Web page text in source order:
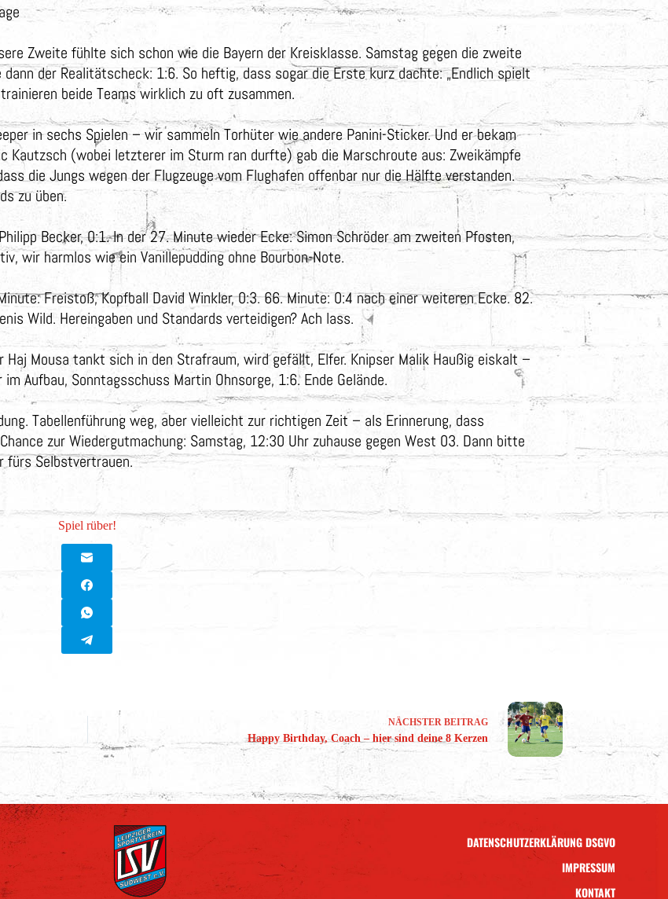
Zweite fühlte sich schon wie die Bayern der Kreisklasse. Samstag gegen die zweite
der Realitätscheck: 1:6. So heftig, dass sogar die Erste kurz dachte: „Endlich spielt
beide Teams wirklich zu oft zusammen.
in sechs Spielen – wir sammeln Torhüter wie andere Panini-Sticker. Und er bekam
Kautzsch (wobei letzterer im Sturm ran durfte) gab die Marschroute aus: Zweikämpfe
die Jungs wegen der Flugzeuge vom Flughafen offenbar nur die Hälfte verstanden.
zu üben.
Becker, 0:1. In der 27. Minute wieder Ecke: Simon Schröder am zweiten Pfosten,
wir harmlos wie ein Vanillepudding ohne Bourbon-Note.
Freistoß, Kopfball David Winkler, 0:3. 66. Minute: 0:4 nach einer weiteren Ecke. 82.
Wild. Hereingaben und Standards verteidigen? Ach lass.
Haj Mousa tankt sich in den Strafraum, wird gefällt, Elfer. Knipser Malik Haußig eiskalt –
Aufbau, Sonntagsschuss Martin Ohnsorge, 1:6. Ende Gelände.
Tabellenführung weg, aber vielleicht zur richtigen Zeit – als Erinnerung, dass
zur Wiedergutmachung: Samstag, 12:30 Uhr zuhause gegen West 03. Dann bitte
fürs Selbstvertrauen.
Spiel rüber!
NÄCHSTER BEITRAG
Happy Birthday, Coach – hier sind deine 8 Kerzen
DATENSCHUTZERKLÄRUNG DSGVO
IMPRESSUM
KONTAKT